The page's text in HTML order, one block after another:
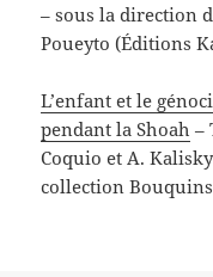
– sous la direction
Poueyto (Éditions
L’enfant et le
pendant la Shoah –
Coquio et A.
collection Bouquins